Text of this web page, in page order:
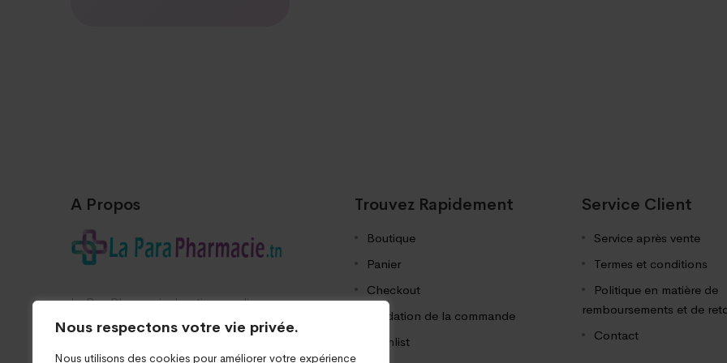
Nous respectons votre vie privée.
Nous utilisons des cookies pour améliorer votre expérience
A Propos
La ParaPharmacie, boutique en ligne
Trouvez Rapidement
Boutique
Panier
Checkout
Validation de la commande
Wishlist
Service Client
Service après vente
Termes et conditions
Politique en matière de
remboursements et de
Contact